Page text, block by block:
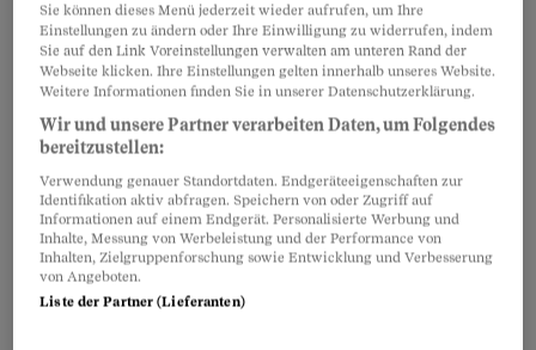
Gute Aussichten auch im zweiten Stock: Jutta
und Rudolf Zoll, seit 1973 in Wattwil
Sie können dieses Menü jederzeit wieder aufrufen, um Ihre
Einstellungen zu ändern oder Ihre Einwilligung zu widerrufen, indem
Sie auf den Link Voreinstellungen verwalten am unteren Rand der
Webseite klicken. Ihre Einstellungen gelten innerhalb unseres Website.
Weitere Informationen finden Sie in unserer Datenschutzerklärung.
Wir und unsere Partner verarbeiten Daten, um Folgendes
bereitzustellen:
Verwendung genauer Standortdaten. Endgeräteeigenschaften zur
Identifikation aktiv abfragen. Speichern von oder Zugriff auf
Informationen auf einem Endgerät. Personalisierte Werbung und
Inhalte, Messung von Werbeleistung und der Performance von
Inhalten, Zielgruppenforschung sowie Entwicklung und Verbesserung
von Angeboten.
Liste der Partner (Lieferanten)